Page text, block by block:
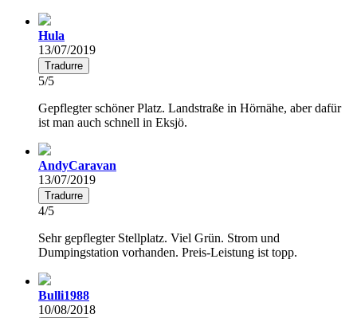
Hula
13/07/2019
Tradurre
5/5
Gepflegter schöner Platz. Landstraße in Hörnähe, aber dafür
ist man auch schnell in Eksjö.
AndyCaravan
13/07/2019
Tradurre
4/5
Sehr gepflegter Stellplatz. Viel Grün. Strom und
Dumpingstation vorhanden. Preis-Leistung ist topp.
Bulli1988
10/08/2018